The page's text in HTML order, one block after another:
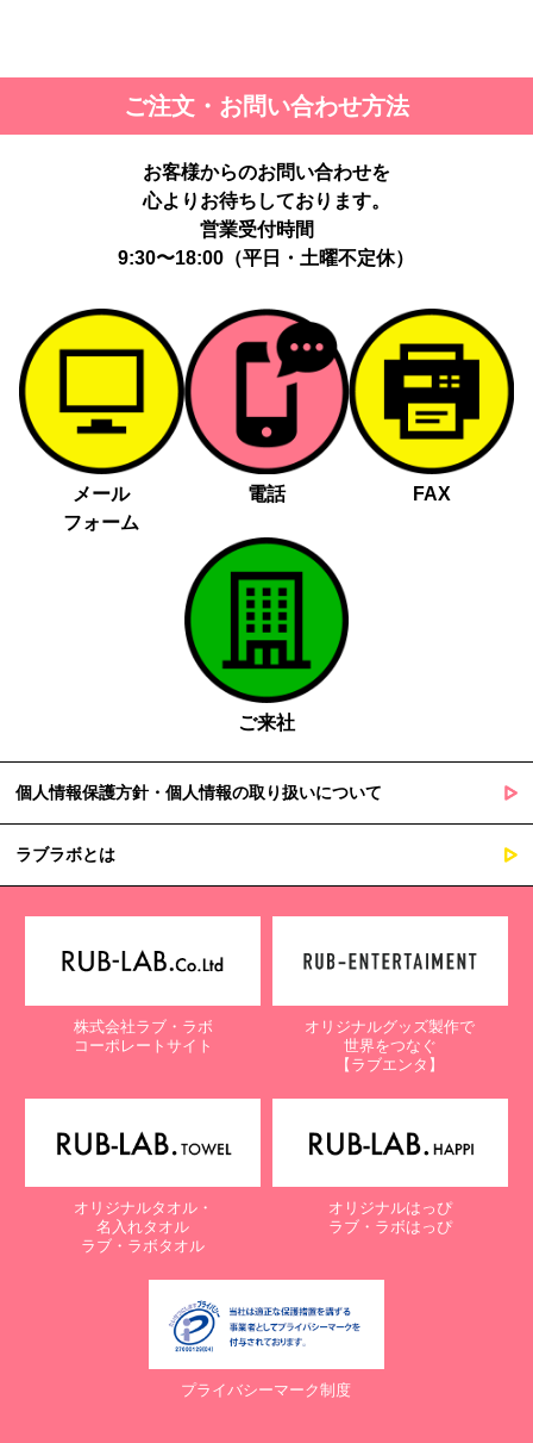
ご注文・お問い合わせ方法
お客様からのお問い合わせを
心よりお待ちしております。
営業受付時間
9:30〜18:00（平日・土曜不定休）
メール
フォーム
電話 FAX
ご来社
個人情報保護方針・個人情報の取り扱いについて
ラブラボとは
株式会社ラブ・ラボ
コーポレートサイト
オリジナルグッズ製作で
世界をつなぐ
【ラブエンタ】
オリジナルタオル・
名入れタオル
ラブ・ラボタオル
オリジナルはっぴ
ラブ・ラボはっぴ
プライバシーマーク制度